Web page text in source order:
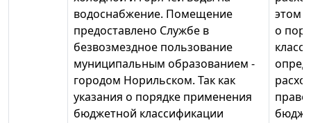
водоснабжение. Помещение
предоставлено Службе в
безвозмездное пользование
муниципальным образованием -
городом Норильском. Так как
указания о порядке применения
бюджетной классификации
этом
о